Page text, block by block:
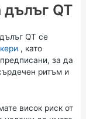
QT
QT се
, като
за да
ритъм и
висок риск от